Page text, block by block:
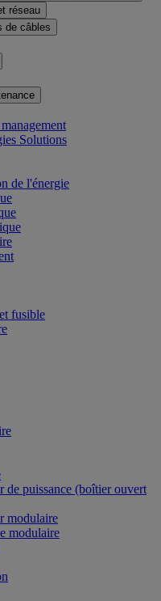
réseau
de câbles
Solutions
de l'énergie
fusible
de puissance (boîtier ouvert
modulaire
modulaire